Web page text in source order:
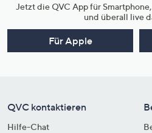
Jetzt die QVC App für
und überall live
Für Apple
QVC kontaktieren
Hilfe-Chat